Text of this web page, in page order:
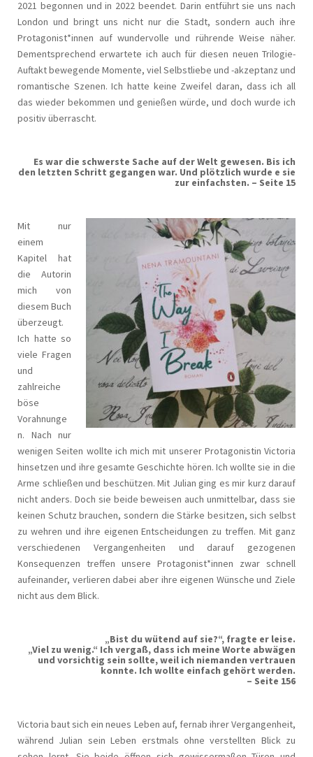
2021 begonnen und in 2022 beendet. Darin entführt sie uns nach
London und bringt uns nicht nur die Stadt, sondern auch ihre
Protagonist*innen auf wundervolle und rührende Weise näher.
Dementsprechend erwartete ich auch für diesen neuen Trilogie-
Auftakt bewegende Momente, viel Selbstliebe und -akzeptanz und
romantische Szenen. Ich hatte keine Zweifel daran, dass ich all
das wieder bekommen und genießen würde, und doch wurde ich
positiv überrascht.
Es war die schwerste Sache auf der Welt gewesen. Bis ich
den letzten Schritt gegangen war. Und plötzlich wurde e sie
zur einfachsten. – Seite 15
Mit nur
einem
Kapitel hat
die Autorin
mich von
diesem Buch
überzeugt.
Ich hatte so
viele Fragen
und
zahlreiche
böse
Vorahnunge
n. Nach nur
wenigen Seiten wollte ich mich mit unserer Protagonistin Victoria
hinsetzen und ihre gesamte Geschichte hören. Ich wollte sie in die
Arme schließen und beschützen. Mit Julian ging es mir kurz darauf
nicht anders. Doch sie beide beweisen auch unmittelbar, dass sie
keinen Schutz brauchen, sondern die Stärke besitzen, sich selbst
zu wehren und ihre eigenen Entscheidungen zu treffen. Mit ganz
verschiedenen Vergangenheiten und darauf gezogenen
Konsequenzen treffen unsere Protagonist*innen zwar schnell
aufeinander, verlieren dabei aber ihre eigenen Wünsche und Ziele
nicht aus dem Blick.
„Bist du wütend auf sie?“, fragte er leise.
„Viel zu wenig.“ Ich vergaß, dass ich meine Worte abwägen
und vorsichtig sein sollte, weil ich niemanden vertrauen
konnte. Ich wollte einfach gehört werden.
– Seite 156
Victoria baut sich ein neues Leben auf, fernab ihrer Vergangenheit,
während Julian sein Leben erstmals ohne verstellten Blick zu